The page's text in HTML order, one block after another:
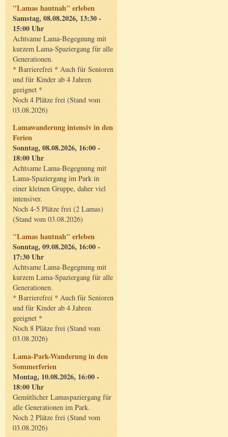
"Lamas hautnah" erleben
Samstag, 08.08.2026, 13:30 -
15:00 Uhr
Achtsame Lama-Begegnung mit
kurzem Lama-Spaziergang für alle
Generationen.
* Barrierefrei * Auch für Senioren
und für Kinder ab 4 Jahren
geeignet *
Noch 4 Plätze frei (Stand vom
03.08.2026)
Lamawanderung intensiv in den
Ferien
Sonntag, 08.08.2026, 16:00 -
18:00 Uhr
Achtsame Lama-Begegnung mit
Lama-Spaziergang im Park in
einer kleinen Gruppe, daher viel
intensiver.
Noch 4-5 Plätze frei (2 Lamas)
(Stand vom 03.08.2026)
"Lamas hautnah" erleben
Sonntag, 09.08.2026, 16:00 -
17:30 Uhr
Achtsame Lama-Begegnung mit
kurzem Lama-Spaziergang für alle
Generationen.
* Barrierefrei * Auch für Senioren
und für Kinder ab 4 Jahren
geeignet *
Noch 8 Plätze frei (Stand vom
03.08.2026)
Lama-Park-Wanderung in den
Sommerferien
Montag, 10.08.2026, 16:00 -
18:00 Uhr
Gemütlicher Lamaspaziergang für
alle Generationen im Park.
Noch 2 Plätze frei (Stand vom
03.08.2026)